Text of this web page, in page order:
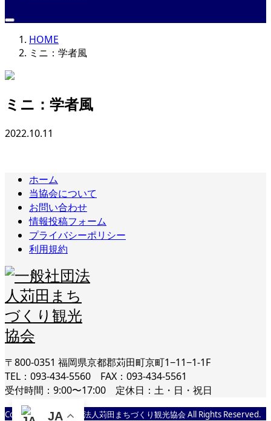
HOME
ミニ：学者風
ミニ：学者風
2022.10.11
ホーム
当協会について
お問い合わせ
情報投稿フォーム
プライバシーポリシー
利用規約
〒800-0351 福岡県京都郡苅田町京町1−11−1-1F
TEL：093-434-5560 FAX：093-434-5561
受付時間：9:00〜17:00 定休日：土・日・祝日
Copyright © 一般社団法人苅田まちづくり観光協会 All Rights Reserved.
JA